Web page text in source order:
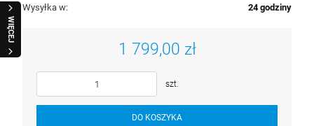
WIĘCEJ
Wysyłka w:
24 godziny
1 799,00 zł
szt.
DO KOSZYKA